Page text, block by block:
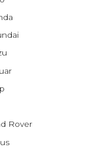
Rover